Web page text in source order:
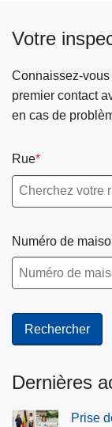
Votre
Connaissez-
premier contact
en cas de
Rue
Numéro de
Dernières
Prise